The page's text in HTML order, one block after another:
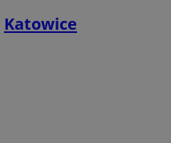
Katowice